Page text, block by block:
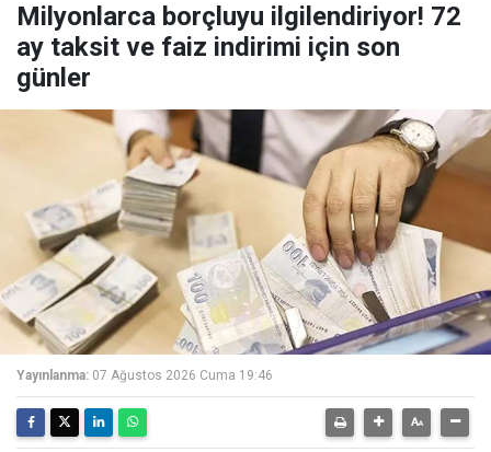
Milyonlarca borçluyu ilgilendiriyor! 72
ay taksit ve faiz indirimi için son
günler
Yayınlanma: 07 Ağustos 2026 Cuma 19:46